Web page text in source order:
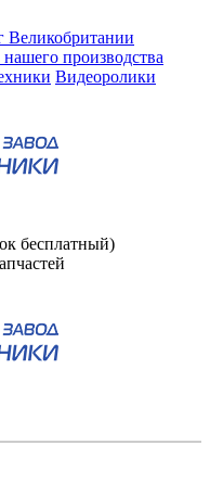
производства
Видеоролики
бесплатный)